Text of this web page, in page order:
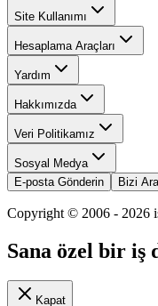
Site Kullanımı
Hesaplama Araçları
Yardım
Hakkımızda
Veri Politikamız
Sosyal Medya
E-posta Gönderin
Bizi
Copyright © 2006 - 2026
Sana özel bir iş
Kapat